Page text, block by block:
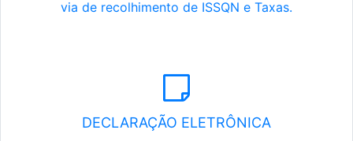
via de recolhimento de ISSQN e Taxas.
DECLARAÇÃO ELETRÔNICA